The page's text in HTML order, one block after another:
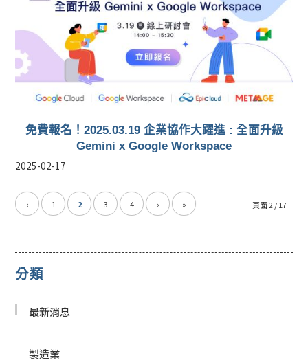
免費報名！2025.03.19 企業協作大躍進 : 全面升級
Gemini x Google Workspace
2025-02-17
頁面 2 / 17
‹ 1 2 3 4 › »
分類
最新消息
製造業